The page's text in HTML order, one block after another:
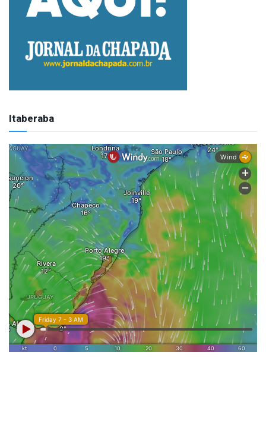
Itaberaba